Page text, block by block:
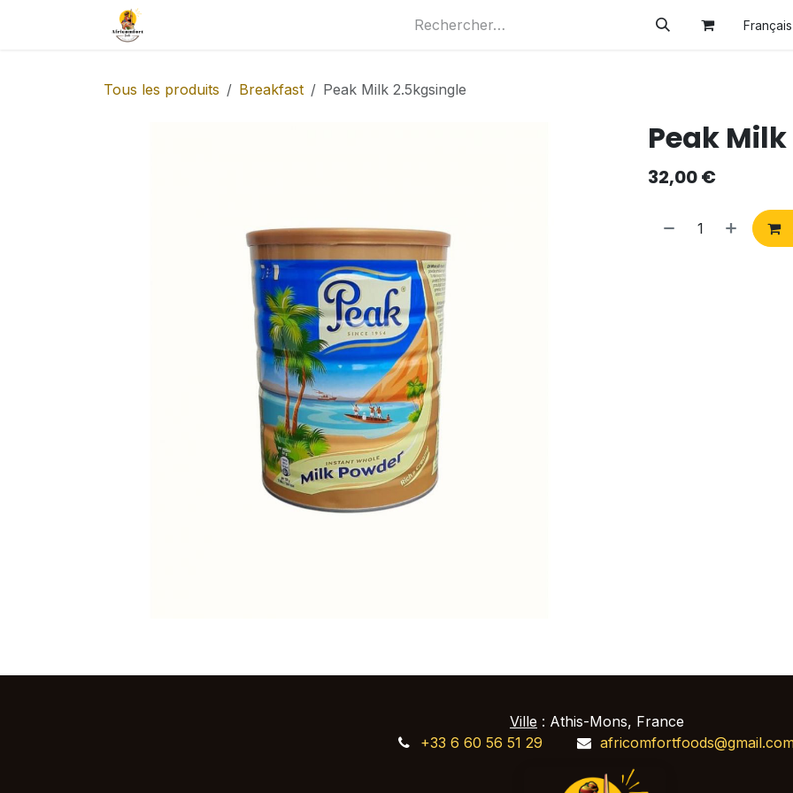
Se rendre au contenu
Français
Tous les produits Breakfast Peak Milk 2.5kgsingle
Peak
32,00€
Ville : Athis-Mons, France
+33 6 60 56 51 29